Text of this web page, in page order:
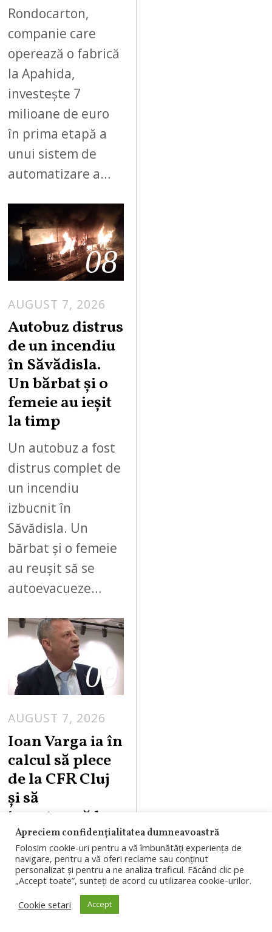
Rondocarton,
companie care
operează o fabrică
la Apahida,
investește 7
milioane de euro
în prima etapă a
unui sistem de
automatizare a…
08
AUGUST 7, 2026
Autobuz distrus
de un incendiu
în Săvădisla.
Un bărbat și o
femeie au ieșit
la timp
Un autobuz a fost
distrus complet de
un incendiu
izbucnit în
Săvădisla. Un
bărbat și o femeie
au reușit să se
autoevacueze…
09
AUGUST 7, 2026
Ioan Varga ia în
calcul să plece
de la CFR Cluj
și să
investească la
UTA Arad: „Mi-
a ajuns”
Ioan Varga spune
că va finanța CFR
Apreciem confidențialitatea dumneavoastră
Folosim cookie-uri pentru a vă îmbunătăți experiența de
navigare, pentru a vă oferi reclame sau conținut
personalizat și pentru a ne analiza traficul. Făcând clic pe
„Accept toate”, sunteți de acord cu utilizarea cookie-urilor.
Cookie setari
Accept